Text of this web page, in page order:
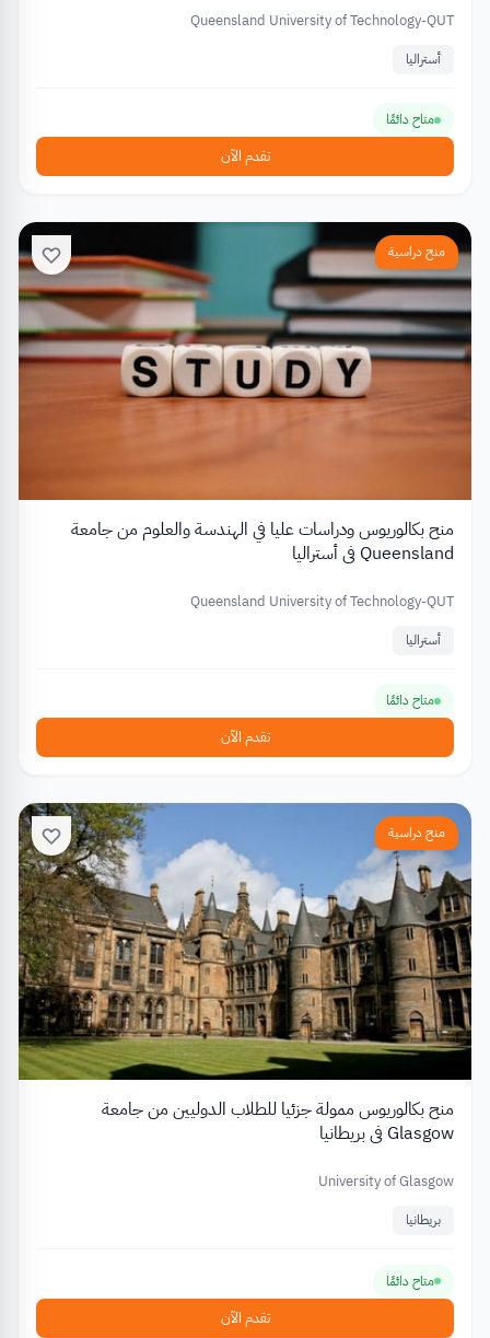
Queensland University of Technology-QUT
أستراليا
متاح دائمًا
تقدم الآن
منح دراسية
منح بكالوريوس ودراسات عليا في الهندسة والعلوم من جامعة
Queensland في أستراليا
Queensland University of Technology-QUT
أستراليا
متاح دائمًا
تقدم الآن
منح دراسية
منح بكالوريوس ممولة جزئيا للطلاب الدوليين من جامعة
Glasgow في بريطانيا
University of Glasgow
بريطانيا
متاح دائمًا
تقدم الآن